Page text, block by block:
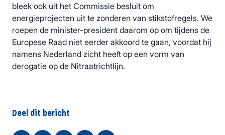
bleek ook uit het Commissie besluit om
energieprojecten uit te zonderen van stikstofregels. We
roepen de minister-president daarom op om tijdens de
Europese Raad niet eerder akkoord te gaan, voordat hij
namens Nederland zicht heeft op een vorm van
derogatie op de Nitraatrichtlijn.
Deel dit bericht